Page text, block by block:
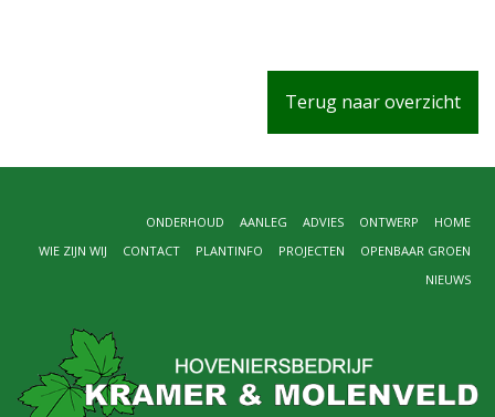
Terug naar overzicht
HOME
ONTWERP
ADVIES
AANLEG
ONDERHOUD
OPENBAAR GROEN
PROJECTEN
PLANTINFO
CONTACT
WIE ZIJN WIJ
NIEUWS